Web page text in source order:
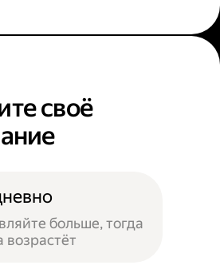
своё
больше, тогда
возрастёт